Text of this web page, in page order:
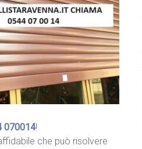
070014!
che può risolvere